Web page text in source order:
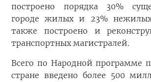
построено порядка 30%
городе жилых и 23%
также построено и
транспортных магистралей.
Всего по Народной программе
стране введено более 500